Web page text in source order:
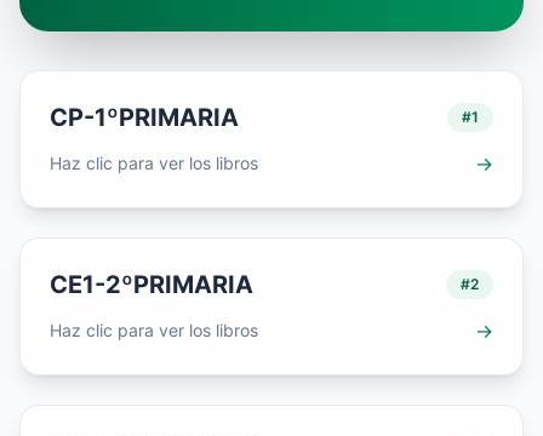
CP-1ºPRIMARIA #1
Haz clic para ver los libros →
CE1-2ºPRIMARIA #2
Haz clic para ver los libros →